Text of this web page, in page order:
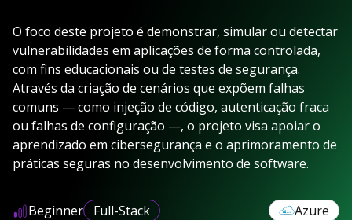
O foco deste projeto é demonstrar, simular ou detectar
vulnerabilidades em aplicações de forma controlada,
com fins educacionais ou de testes de segurança.
Através da criação de cenários que expõem falhas
comuns — como injeção de código, autenticação fraca
ou falhas de configuração —, o projeto visa apoiar o
aprendizado em cibersegurança e o aprimoramento de
práticas seguras no desenvolvimento de software.
Beginner Full-Stack Azure